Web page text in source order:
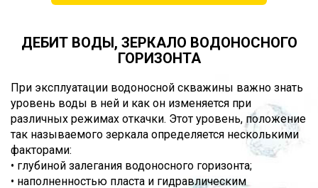
ДЕБИТ ВОДЫ, ЗЕРКАЛО ВОДОНОСНОГО
ГОРИЗОНТА
При эксплуатации водоносной скважины важно знать
уровень воды в ней и как он изменяется при
различных режимах откачки. Этот уровень, положение
так называемого зеркала определяется несколькими
факторами:
• глубиной залегания водоносного горизонта;
• наполненностью пласта и гидравлическим